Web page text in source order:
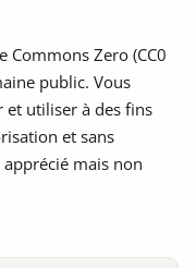
Commons Zero (CC0
public. Vous
utiliser à des fins
et sans
mais non